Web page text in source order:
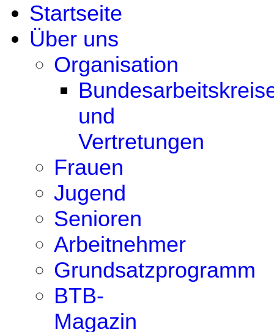
Startseite
Über uns
Organisation
und
Vertretungen
Frauen
Jugend
Senioren
Arbeitnehmer
Grundsatzprogramm
BTB-
Magazin